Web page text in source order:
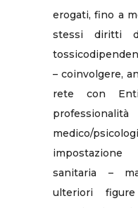
erogati, fino a
stessi diritti
– coinvolgere,
rete con
medico/
impostazione
sanitaria –
ulteriori